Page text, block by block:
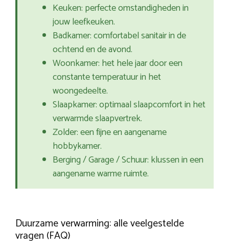
Keuken: perfecte omstandigheden in
jouw leefkeuken.
Badkamer: comfortabel sanitair in de
ochtend en de avond.
Woonkamer: het hele jaar door een
constante temperatuur in het
woongedeelte.
Slaapkamer: optimaal slaapcomfort in het
verwarmde slaapvertrek.
Zolder: een fijne en aangename
hobbykamer.
Berging / Garage / Schuur: klussen in een
aangename warme ruimte.
Duurzame verwarming: alle veelgestelde
vragen (FAQ)